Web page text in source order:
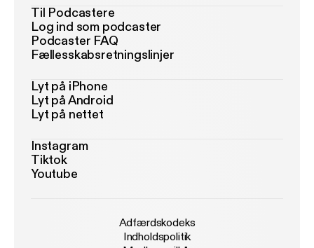
Til Podcastere
Log ind som podcaster
Podcaster FAQ
Fællesskabsretningslinjer
Lyt på iPhone
Lyt på Android
Lyt på nettet
Instagram
Tiktok
Youtube
Adfærdskodeks
Indholdspolitik